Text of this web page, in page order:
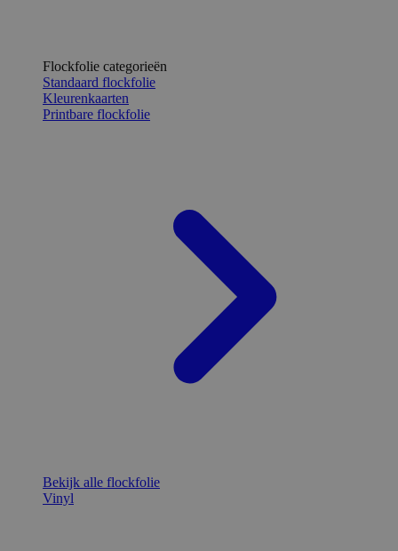
Flockfolie categorieën
Standaard flockfolie
Kleurenkaarten
Printbare flockfolie
Bekijk alle flockfolie
Vinyl